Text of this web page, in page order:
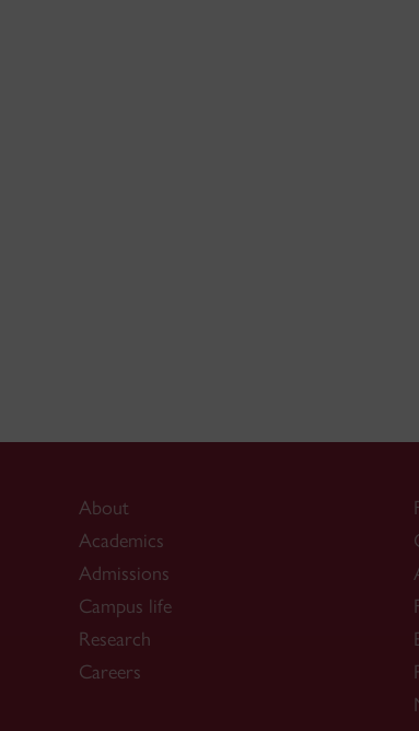
About
Academics
Admissions
Campus life
Research
Careers